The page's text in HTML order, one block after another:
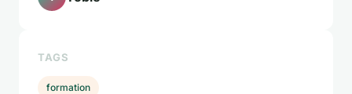
TAGS
formation